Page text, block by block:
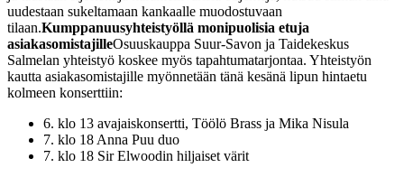
uudestaan sukeltamaan kankaalle muodostuvaan
tilaan.Kumppanuusyhteistyöllä monipuolisia etuja
asiakasomistajilleOsuuskauppa Suur-Savon ja Taidekeskus
Salmelan yhteistyö koskee myös tapahtumatarjontaa. Yhteistyön
kautta asiakasomistajille myönnetään tänä kesänä lipun hintaetu
kolmeen konserttiin:
6. klo 13 avajaiskonsertti, Töölö Brass ja Mika Nisula
7. klo 18 Anna Puu duo
7. klo 18 Sir Elwoodin hiljaiset värit